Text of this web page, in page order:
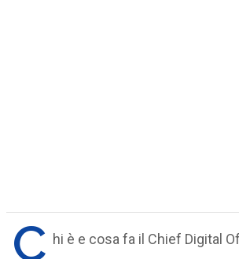
C hi è e cosa fa il Chief Digital